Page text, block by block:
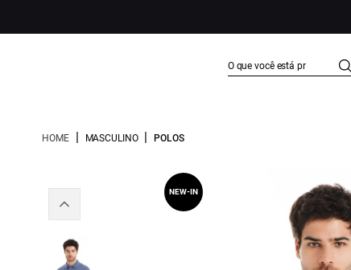
HOME | MASCULINO | POLOS
NEW-IN